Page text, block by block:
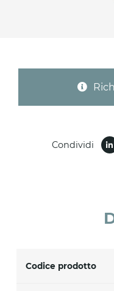
Codice prodotto
Condividi